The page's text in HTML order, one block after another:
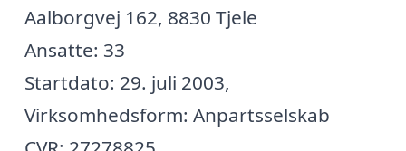
Aalborgvej 162, 8830 Tjele
Ansatte: 33
Startdato: 29. juli 2003,
Virksomhedsform: Anpartsselskab